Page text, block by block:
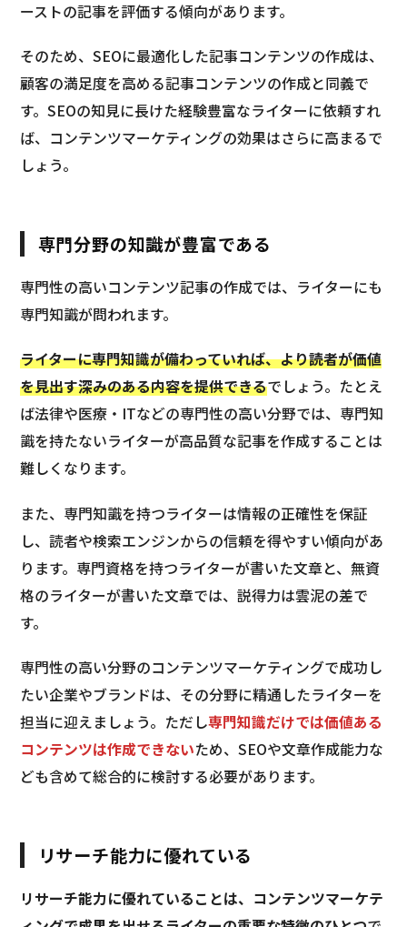
ーストの記事を評価する傾向があります。
そのため、SEOに最適化した記事コンテンツの作成は、
顧客の満足度を高める記事コンテンツの作成と同義で
す。SEOの知見に長けた経験豊富なライターに依頼すれ
ば、コンテンツマーケティングの効果はさらに高まるで
しょう。
専門分野の知識が豊富である
専門性の高いコンテンツ記事の作成では、ライターにも
専門知識が問われます。
ライターに専門知識が備わっていれば、より読者が価値
を見出す深みのある内容を提供できるでしょう。たとえ
ば法律や医療・ITなどの専門性の高い分野では、専門知
識を持たないライターが高品質な記事を作成することは
難しくなります。
また、専門知識を持つライターは情報の正確性を保証
し、読者や検索エンジンからの信頼を得やすい傾向があ
ります。専門資格を持つライターが書いた文章と、無資
格のライターが書いた文章では、説得力は雲泥の差で
す。
専門性の高い分野のコンテンツマーケティングで成功し
たい企業やブランドは、その分野に精通したライターを
担当に迎えましょう。ただし専門知識だけでは価値ある
コンテンツは作成できないため、SEOや文章作成能力な
ども含めて総合的に検討する必要があります。
リサーチ能力に優れている
リサーチ能力に優れていることは、コンテンツマーケテ